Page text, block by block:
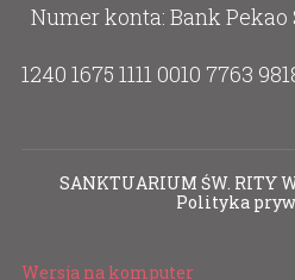
Numer konta: Bank Pekao
1240 1675 1111 0010 7763
SANKTUARIUM ŚW. RITY
Polityka
Wersja na komputer